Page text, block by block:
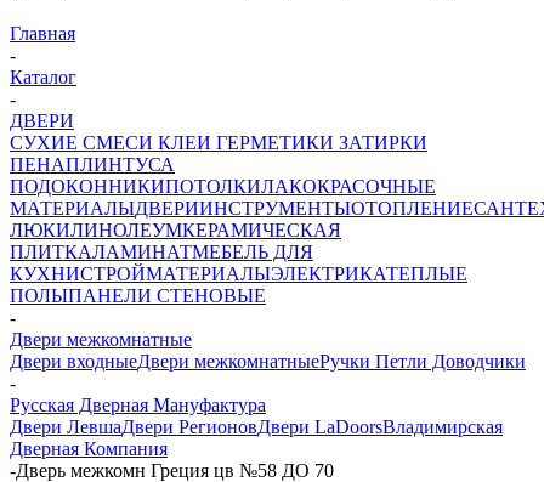
Главная
-
Каталог
-
ДВЕРИ
СУХИЕ СМЕСИ КЛЕИ ГЕРМЕТИКИ ЗАТИРКИ
ПЕНАПЛИНТУСА
ПОДОКОННИКИПОТОЛКИЛАКОКРАСОЧНЫЕ
МАТЕРИАЛЫДВЕРИИНСТРУМЕНТЫОТОПЛЕНИЕ
ЛЮКИЛИНОЛЕУМКЕРАМИЧЕСКАЯ
ПЛИТКАЛАМИНАТМЕБЕЛЬ ДЛЯ
КУХНИСТРОЙМАТЕРИАЛЫЭЛЕКТРИКАТЕПЛЫЕ
ПОЛЫПАНЕЛИ СТЕНОВЫЕ
-
Двери межкомнатные
Двери входныеДвери межкомнатныеРучки Петли Доводчики
-
Русская Дверная Мануфактура
Двери ЛевшаДвери РегионовДвери LaDoorsВладимирская
Дверная Компания
-Дверь межкомн Греция цв №58 ДО 70